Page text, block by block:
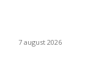
7 august 2026